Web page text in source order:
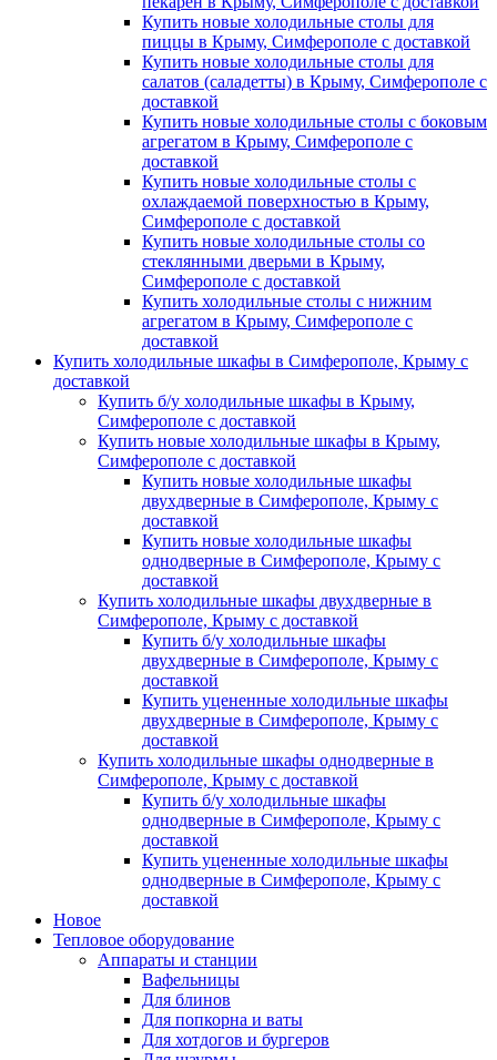
Купить новые холодильные столы для
пиццы в Крыму, Симферополе с доставкой
Купить новые холодильные столы для
салатов (саладетты) в Крыму, Симферополе с
доставкой
Купить новые холодильные столы с боковым
агрегатом в Крыму, Симферополе с
доставкой
Купить новые холодильные столы с
охлаждаемой поверхностью в Крыму,
Симферополе с доставкой
Купить новые холодильные столы со
стеклянными дверьми в Крыму,
Симферополе с доставкой
Купить холодильные столы с нижним
агрегатом в Крыму, Симферополе с
доставкой
Купить холодильные шкафы в Симферополе, Крыму с
доставкой
Купить б/у холодильные шкафы в Крыму,
Симферополе с доставкой
Купить новые холодильные шкафы в Крыму,
Симферополе с доставкой
Купить новые холодильные шкафы
двухдверные в Симферополе, Крыму с
доставкой
Купить новые холодильные шкафы
однодверные в Симферополе, Крыму с
доставкой
Купить холодильные шкафы двухдверные в
Симферополе, Крыму с доставкой
Купить б/у холодильные шкафы
двухдверные в Симферополе, Крыму с
доставкой
Купить уцененные холодильные шкафы
двухдверные в Симферополе, Крыму с
доставкой
Купить холодильные шкафы однодверные в
Симферополе, Крыму с доставкой
Купить б/у холодильные шкафы
однодверные в Симферополе, Крыму с
доставкой
Купить уцененные холодильные шкафы
однодверные в Симферополе, Крыму с
доставкой
Новое
Тепловое оборудование
Аппараты и станции
Вафельницы
Для блинов
Для попкорна и ваты
Для хотдогов и бургеров